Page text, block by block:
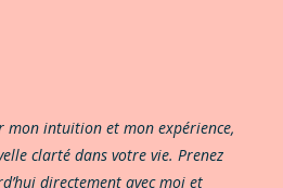
mon intuition et mon expérience,
clarté dans votre vie. Prenez
directement avec moi et